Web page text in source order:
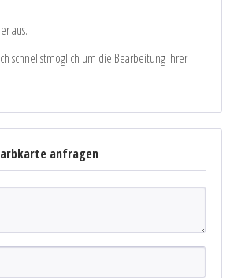
aus.
schnellstmöglich um die Bearbeitung Ihrer
anfragen